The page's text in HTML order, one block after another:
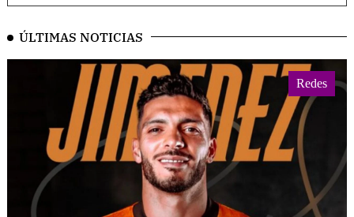
ÚLTIMAS NOTICIAS
Redes